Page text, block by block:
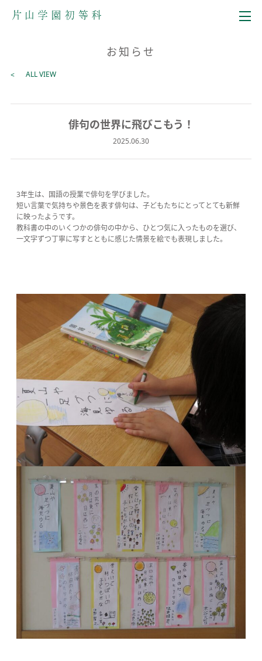
お知らせ
ALL VIEW
俳句の世界に飛びこもう！
2025.06.30
3年生は、国語の授業で俳句を学びました。
短い言葉で気持ちや景色を表す俳句は、子どもたちにとってとても新鮮
に映ったようです。
教科書の中のいくつかの俳句の中から、ひとつ気に入ったものを選び、
一文字ずつ丁寧に写すとともに感じた情景を絵でも表現しました。